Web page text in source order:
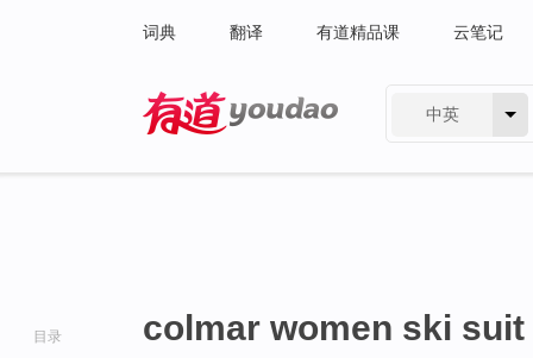
词典 翻译 有道精品课 云笔记
中英
目录 colmar women ski suit